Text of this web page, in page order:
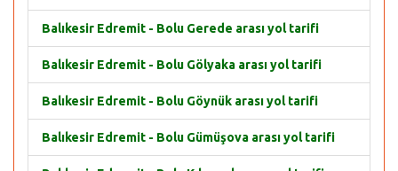
Balıkesir Edremit - Bolu Gerede arası yol tarifi
Balıkesir Edremit - Bolu Gölyaka arası yol tarifi
Balıkesir Edremit - Bolu Göynük arası yol tarifi
Balıkesir Edremit - Bolu Gümüşova arası yol tarifi